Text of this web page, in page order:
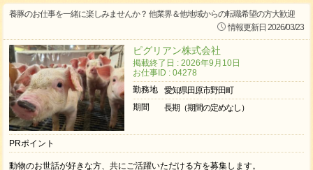
養豚のお仕事を一緒に楽しみませんか？ 他業界＆他地域からの転職希望の方大歓迎
情報更新日 2026/03/23
ピグリアン株式会社
掲載終了日 : 2026年9月10日
お仕事ID : 04278
勤務地
愛知県田原市野田町
期間
長期（期間の定めなし）
PRポイント
動物のお世話が好きな方、共にご活躍いただける方を募集します。